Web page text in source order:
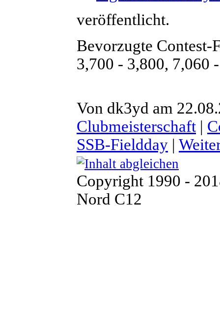
veröffentlicht.
Bevorzugte Contest-
3,700 - 3,800, 7,060
Von dk3yd am
Clubmeisterschaft |
SSB-Fieldday |
Copyright 1990 -
Nord C12